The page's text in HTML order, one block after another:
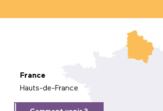
France
Hauts-de-France